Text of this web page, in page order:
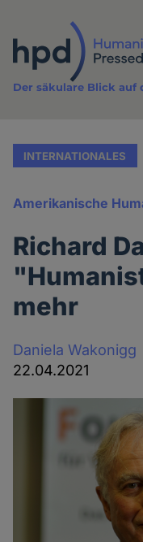
Inhalt
Der säkulare Blick auf
INTERNATIONALES
Amerikanische
Richard
mehr
Daniela Wakonigg
22.04.2021